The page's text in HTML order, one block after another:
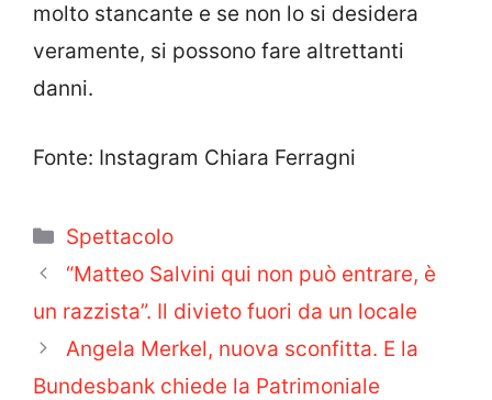
molto stancante e se non lo si desidera
veramente, si possono fare altrettanti
danni.
Fonte: Instagram Chiara Ferragni
Categorie
Spettacolo
“Matteo Salvini qui non può entrare, è
un razzista”. Il divieto fuori da un locale
Angela Merkel, nuova sconfitta. E la
Bundesbank chiede la Patrimoniale